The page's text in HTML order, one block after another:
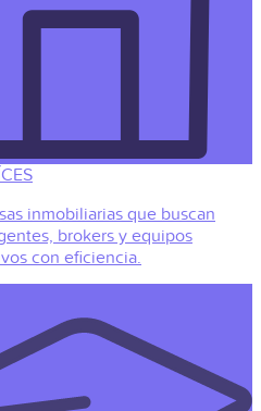
inmobiliarias que buscan
brokers y equipos
con eficiencia.